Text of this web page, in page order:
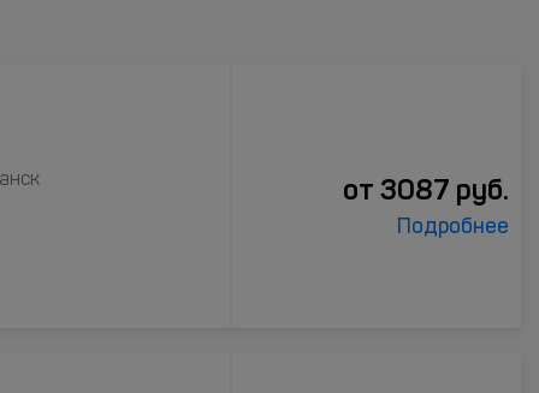
от 3087 руб.
Подробнее